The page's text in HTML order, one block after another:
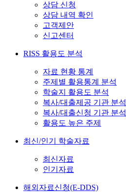
상담 신청
상담 내역 확인
고객제안
신고센터
RISS 활용도 분석
자료 현황 통계
주제별 활용통계 분석
학술지 활용도 분석
복사/대출제공 기관 분석
복사/대출신청 기관 분석
활용도 높은 주제
최신/인기 학술자료
최신자료
인기자료
해외자료신청(E-DDS)